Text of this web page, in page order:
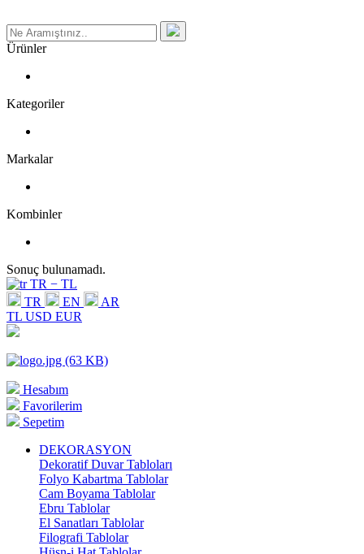
Ürünler
Kategoriler
Markalar
Kombinler
Sonuç bulunamadı.
TR − TL
TR
EN
AR
TL USD EUR
Hesabım
Favorilerim
Sepetim
DEKORASYON
Dekoratif Duvar Tabloları
Folyo Kabartma Tablolar
Cam Boyama Tablolar
Ebru Tablolar
El Sanatları Tablolar
Filografi Tablolar